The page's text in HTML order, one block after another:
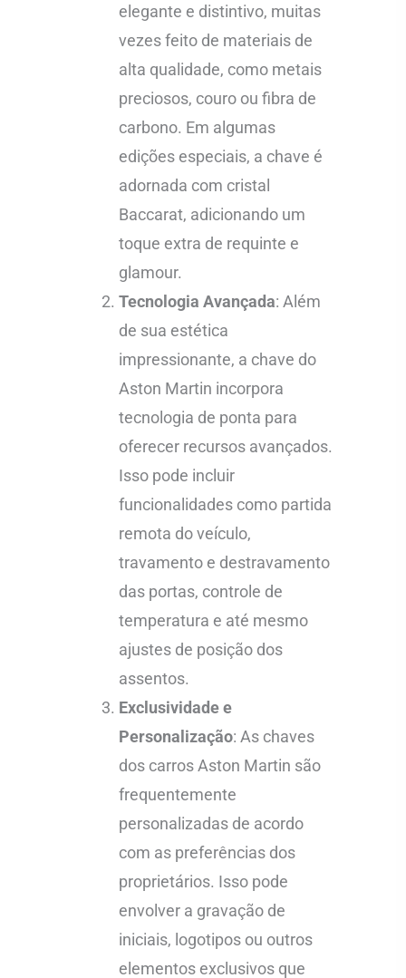
elegante e distintivo, muitas
vezes feito de materiais de
alta qualidade, como metais
preciosos, couro ou fibra de
carbono. Em algumas
edições especiais, a chave é
adornada com cristal
Baccarat, adicionando um
toque extra de requinte e
glamour.
Tecnologia Avançada: Além
de sua estética
impressionante, a chave do
Aston Martin incorpora
tecnologia de ponta para
oferecer recursos avançados.
Isso pode incluir
funcionalidades como partida
remota do veículo,
travamento e destravamento
das portas, controle de
temperatura e até mesmo
ajustes de posição dos
assentos.
Exclusividade e
Personalização: As chaves
dos carros Aston Martin são
frequentemente
personalizadas de acordo
com as preferências dos
proprietários. Isso pode
envolver a gravação de
iniciais, logotipos ou outros
elementos exclusivos que